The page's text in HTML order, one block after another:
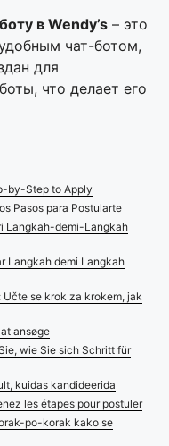
в Wendy’s – это
чат-ботом,
для
что делает его
by-Step to Apply
Pasos para Postularte
Langkah-demi-Langkah
Langkah demi Langkah
Učte se krok za krokem, jak
ansøge
wie Sie sich Schritt für
kuidas kandideerida
les étapes pour postuler
po-korak kako se